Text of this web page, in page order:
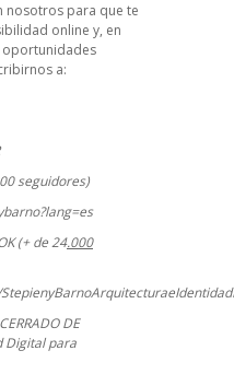
nosotros para que te
online y, en
oportunidades
a:
seguidores)
(+ de 24.000
DE
Digital para